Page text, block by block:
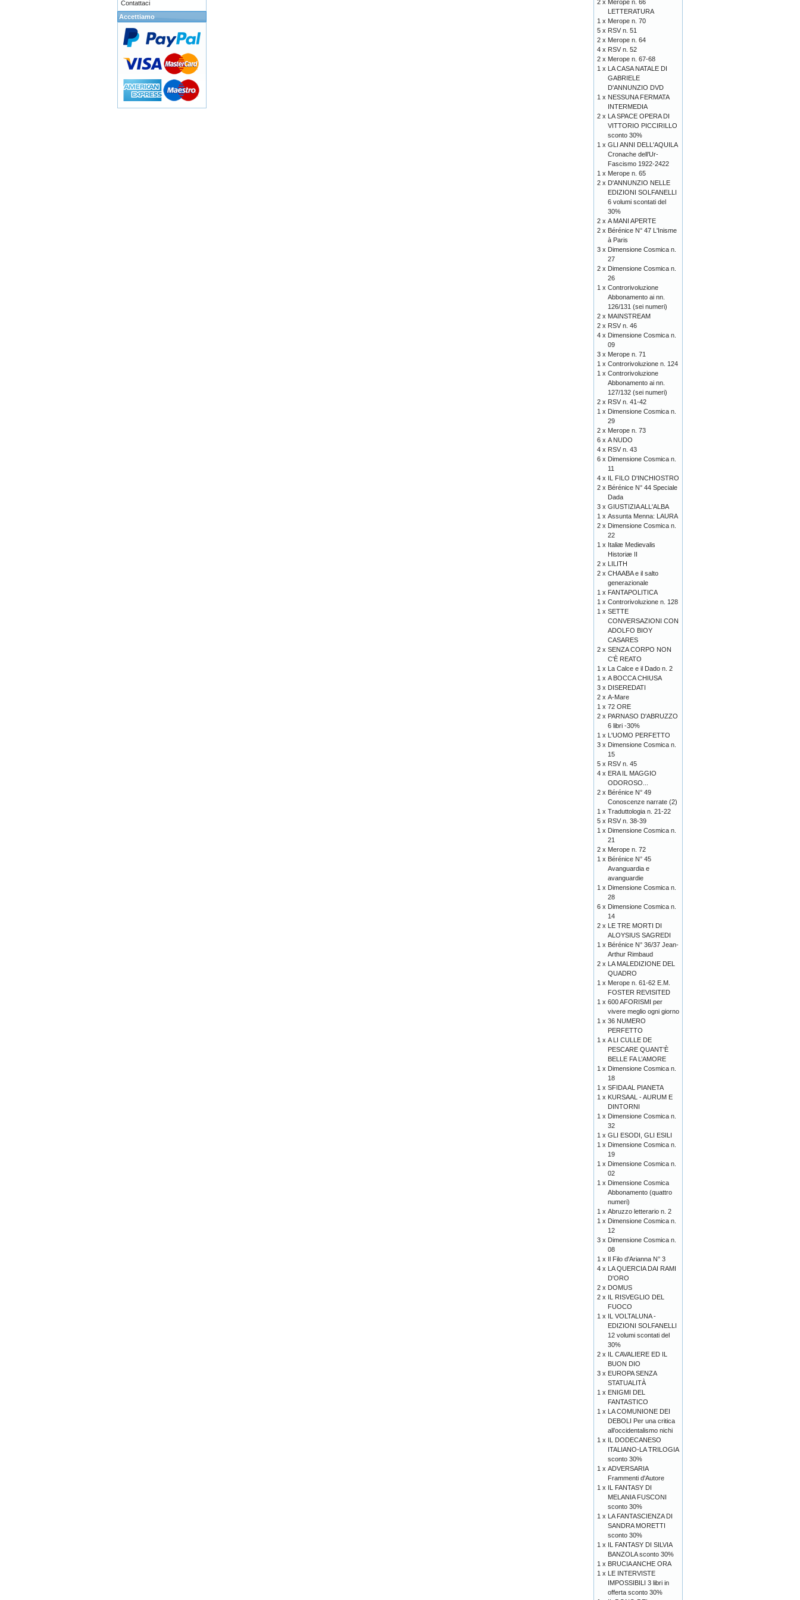
Contattaci
Accettiamo
2 x Merope n. 66
LETTERATURA
1 x Merope n. 70
5 x RSV n. 51
2 x Merope n. 64
4 x RSV n. 52
2 x Merope n. 67-68
1 x LA CASA NATALE DI
GABRIELE
D'ANNUNZIO DVD
1 x NESSUNA FERMATA
INTERMEDIA
2 x LA SPACE OPERA DI
VITTORIO PICCIRILLO
sconto 30%
1 x GLI ANNI DELL'AQUILA
Cronache dell’Ur-
Fascismo 1922-2422
1 x Merope n. 65
2 x D'ANNUNZIO NELLE
EDIZIONI SOLFANELLI
6 volumi scontati del
30%
2 x A MANI APERTE
2 x Bérénice N° 47 L'Inisme
à Paris
3 x Dimensione Cosmica n.
27
2 x Dimensione Cosmica n.
26
1 x Controrivoluzione
Abbonamento ai nn.
126/131 (sei numeri)
2 x MAINSTREAM
2 x RSV n. 46
4 x Dimensione Cosmica n.
09
3 x Merope n. 71
1 x Controrivoluzione n. 124
1 x Controrivoluzione
Abbonamento ai nn.
127/132 (sei numeri)
2 x RSV n. 41-42
1 x Dimensione Cosmica n.
29
2 x Merope n. 73
6 x A NUDO
4 x RSV n. 43
6 x Dimensione Cosmica n.
11
4 x IL FILO D'INCHIOSTRO
2 x Bérénice N° 44 Speciale
Dada
3 x GIUSTIZIA ALL'ALBA
1 x Assunta Menna: LAURA
2 x Dimensione Cosmica n.
22
1 x Italiæ Medievalis
Historiæ II
2 x LILITH
2 x CHAABA e il salto
generazionale
1 x FANTAPOLITICA
1 x Controrivoluzione n. 128
1 x SETTE
CONVERSAZIONI CON
ADOLFO BIOY
CASARES
2 x SENZA CORPO NON
C'È REATO
1 x La Calce e il Dado n. 2
1 x A BOCCA CHIUSA
3 x DISEREDATI
2 x A-Mare
1 x 72 ORE
2 x PARNASO D'ABRUZZO
6 libri -30%
1 x L'UOMO PERFETTO
3 x Dimensione Cosmica n.
15
5 x RSV n. 45
4 x ERA IL MAGGIO
ODOROSO...
2 x Bérénice N° 49
Conoscenze narrate (2)
1 x Traduttologia n. 21-22
5 x RSV n. 38-39
1 x Dimensione Cosmica n.
21
2 x Merope n. 72
1 x Bérénice N° 45
Avanguardia e
avanguardie
1 x Dimensione Cosmica n.
28
6 x Dimensione Cosmica n.
14
2 x LE TRE MORTI DI
ALOYSIUS SAGREDI
1 x Bérénice N° 36/37 Jean-
Arthur Rimbaud
2 x LA MALEDIZIONE DEL
QUADRO
1 x Merope n. 61-62 E.M.
FOSTER REVISITED
1 x 600 AFORISMI per
vivere meglio ogni giorno
1 x 36 NUMERO
PERFETTO
1 x A LI CULLE DE
PESCARE QUANT’È
BELLE FA L’AMORE
1 x Dimensione Cosmica n.
18
1 x SFIDA AL PIANETA
1 x KURSAAL - AURUM E
DINTORNI
1 x Dimensione Cosmica n.
32
1 x GLI ESODI, GLI ESILI
1 x Dimensione Cosmica n.
19
1 x Dimensione Cosmica n.
02
1 x Dimensione Cosmica
Abbonamento (quattro
numeri)
1 x Abruzzo letterario n. 2
1 x Dimensione Cosmica n.
12
3 x Dimensione Cosmica n.
08
1 x Il Filo d'Arianna N° 3
4 x LA QUERCIA DAI RAMI
D'ORO
2 x DOMUS
2 x IL RISVEGLIO DEL
FUOCO
1 x IL VOLTALUNA -
EDIZIONI SOLFANELLI
12 volumi scontati del
30%
2 x IL CAVALIERE ED IL
BUON DIO
3 x EUROPA SENZA
STATUALITÀ
1 x ENIGMI DEL
FANTASTICO
1 x LA COMUNIONE DEI
DEBOLI Per una critica
all’occidentalismo nichi
1 x IL DODECANESO
ITALIANO-LA TRILOGIA
sconto 30%
1 x ADVERSARIA
Frammenti d'Autore
1 x IL FANTASY DI
MELANIA FUSCONI
sconto 30%
1 x LA FANTASCIENZA DI
SANDRA MORETTI
sconto 30%
1 x IL FANTASY DI SILVIA
BANZOLA sconto 30%
1 x BRUCIA ANCHE ORA
1 x LE INTERVISTE
IMPOSSIBILI 3 libri in
offerta sconto 30%